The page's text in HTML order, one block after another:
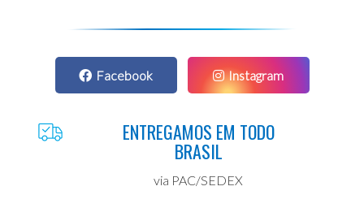
Facebook Instagram
ENTREGAMOS EM TODO
BRASIL
via PAC/SEDEX